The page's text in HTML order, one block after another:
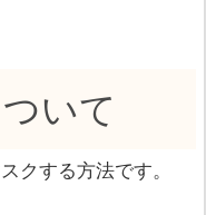
いて
クする方法です。